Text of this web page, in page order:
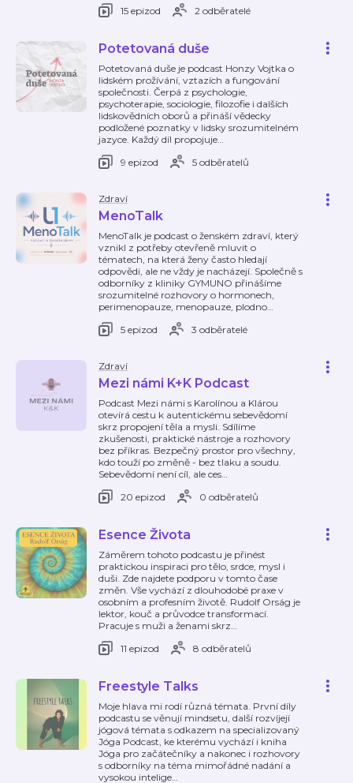
15 epizod
2 odběratelé
Potetovaná duše
Potetovaná duše je podcast Honzy Vojtka o
lidském prožívání, vztazích a fungování
společnosti. Čerpá z psychologie,
psychoterapie, sociologie, filozofie i dalších
lidskovědních oborů a přináší vědecky
podložené poznatky v lidsky srozumitelném
jazyce. Každý díl propojuje…
9 epizod
5 odběratelů
Zdraví
MenoTalk
MenoTalk je podcast o ženském zdraví, který
vznikl z potřeby otevřeně mluvit o
tématech, na která ženy často hledají
odpovědi, ale ne vždy je nacházejí. Společně s
odborníky z kliniky GYMUNO přinášíme
srozumitelné rozhovory o hormonech,
perimenopauze, menopauze, plodno…
5 epizod
3 odběratelé
Zdraví
Mezi námi K+K Podcast
Podcast Mezi námi s Karolínou a Klárou
otevírá cestu k autentickému sebevědomí
skrz propojení těla a mysli. Sdílíme
zkušenosti, praktické nástroje a rozhovory
bez příkras. Bezpečný prostor pro všechny,
kdo touží po změně - bez tlaku a soudu.
Sebevědomí není cíl, ale ces…
20 epizod
0 odběratelů
Esence Života
Záměrem tohoto podcastu je přinést
praktickou inspiraci pro tělo, srdce, mysl i
duši. Zde najdete podporu v tomto čase
změn. Vše vychází z dlouhodobé praxe v
osobním a profesním životě. Rudolf Orság je
lektor, kouč a průvodce transformací.
Pracuje s muži a ženami skrz…
11 epizod
8 odběratelů
Freestyle Talks
Moje hlava mi rodí různá témata. První díly
podcastu se věnují mindsetu, další rozvíjejí
jógová témata s odkazem na specializovaný
Jóga Podcast, ke kterému vychází i kniha
Jóga pro začátečníky a nakonec i rozhovory
s odborníky na téma mimořádné nadání a
vysokou intelige…